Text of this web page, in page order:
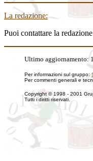
La redazione:
Puoi contattare la
Ultimo aggiornamento:
Per informazioni sul gruppo:
Per commenti generali e
Copyright © 1998 - 2001
Tutti i diritti riservati.